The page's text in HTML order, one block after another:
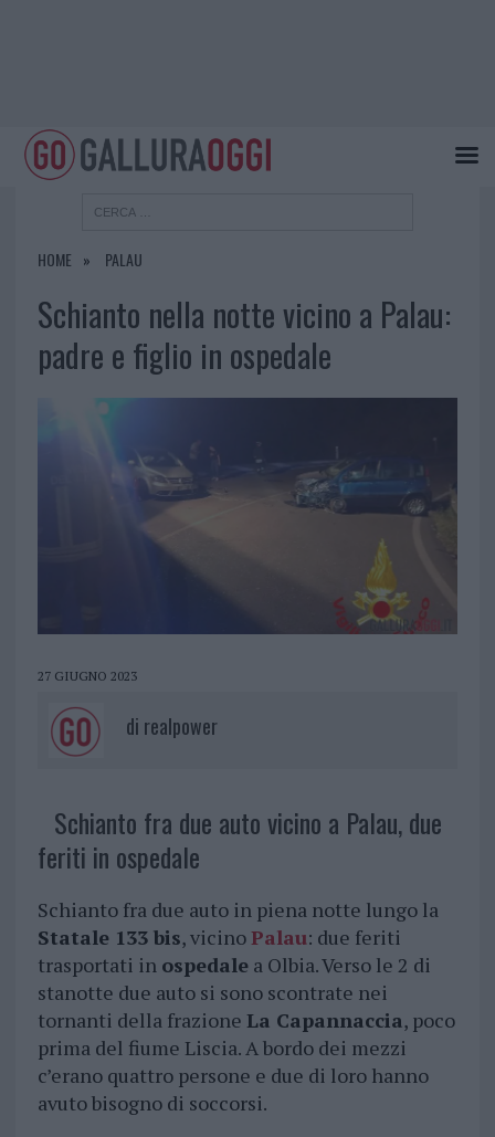
HOME PALAU
Schianto nella notte vicino a Palau:
padre e figlio in ospedale
27 GIUGNO 2023
di realpower
Schianto fra due auto vicino a Palau, due
feriti in ospedale
Schianto fra due auto in piena notte lungo la
Statale 133 bis, vicinoPalau: due feriti
trasportati in ospedalea Olbia. Verso le 2 di
stanotte due auto si sono scontrate nei
tornanti della frazione La Capannaccia, poco
prima del fiume Liscia. A bordo dei mezzi
c’erano quattro persone e due di loro hanno
avuto bisogno di soccorsi.